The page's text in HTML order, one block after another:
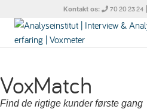
Kontakt os: 70 20 23 24
VoxMatch
Find de rigtige kunder første gang